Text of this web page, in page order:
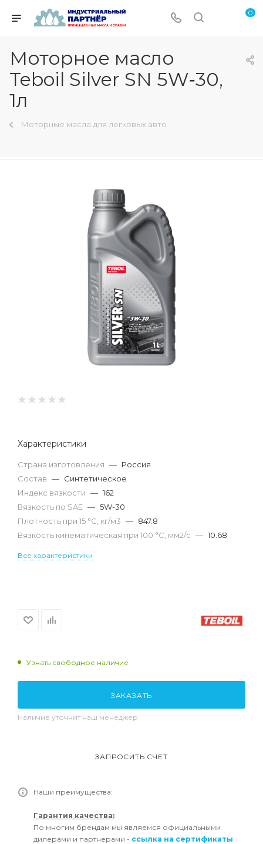
0
Моторное масло
Teboil Silver SN 5W‑30,
1л
Моторные масла для легковых авто
Характеристики
Страна изготовления — Россия
Состав — Синтетическое
Индекс вязкости — 162
Вязкость по SAE — 5W-30
Плотность при 15 °С, кг/м3 — 847.8
Вязкость кинематическая при 100 °С, мм2/с — 10.68
Все характеристики
Узнать свободное наличие
ЗАКАЗАТЬ
Наличие уточнит наш менеджер
ЗАПРОСИТЬ СЧЕТ
Наши преимущества:
Гарантия качества:
По многим брендам мы являемся официальными
дилерами и партнерами - ссылка на сертификаты